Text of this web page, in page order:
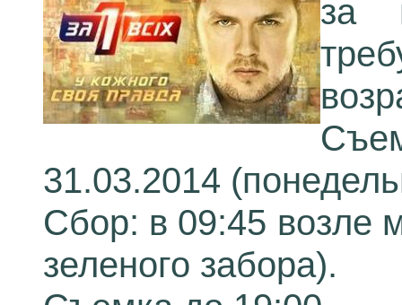
за
31.03.2014
Сбор: в 09:45 возле
зеленого забора).